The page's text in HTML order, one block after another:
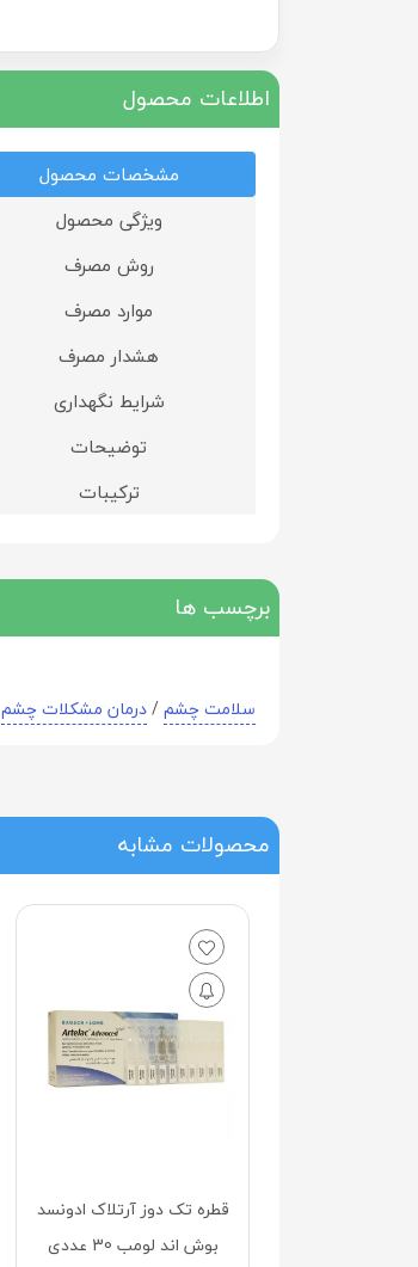
اطلاعات محصول
مشخصات محصول
ویژگی محصول
روش مصرف
موارد مصرف
هشدار مصرف
شرایط نگهداری
توضیحات
ترکیبات
برچسب ها
سلامت چشم/درمان مشکلات چشم
محصولات مشابه
قطره تک دوز آرتلاک ادونسد
بوش اند لومب 30 عددی